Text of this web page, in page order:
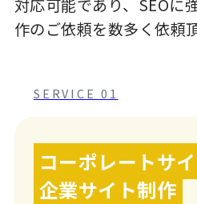
対応可能であり、SEOに
作のご依頼を数多く依頼
SERVICE 01
コーポレートサ
企業サイト制作